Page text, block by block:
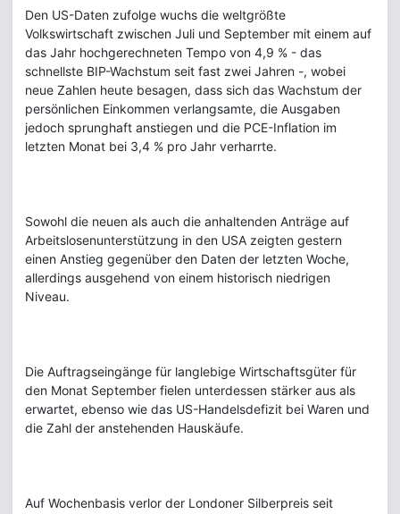
Den US-Daten zufolge wuchs die weltgrößte
Volkswirtschaft zwischen Juli und September mit einem auf
das Jahr hochgerechneten Tempo von 4,9 % - das
schnellste BIP-Wachstum seit fast zwei Jahren -, wobei
neue Zahlen heute besagen, dass sich das Wachstum der
persönlichen Einkommen verlangsamte, die Ausgaben
jedoch sprunghaft anstiegen und die PCE-Inflation im
letzten Monat bei 3,4 % pro Jahr verharrte.
Sowohl die neuen als auch die anhaltenden Anträge auf
Arbeitslosenunterstützung in den USA zeigten gestern
einen Anstieg gegenüber den Daten der letzten Woche,
allerdings ausgehend von einem historisch niedrigen
Niveau.
Die Auftragseingänge für langlebige Wirtschaftsgüter für
den Monat September fielen unterdessen stärker aus als
erwartet, ebenso wie das US-Handelsdefizit bei Waren und
die Zahl der anstehenden Hauskäufe.
Auf Wochenbasis verlor der Londoner Silberpreis seit